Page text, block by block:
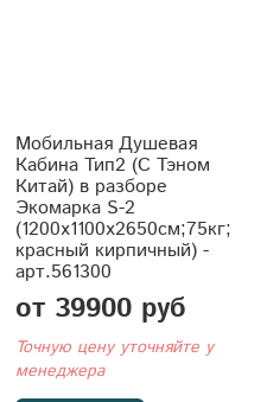
Мобильная Душевая
Кабина Тип2 (С Тэном
Китай) в разборе
Экомарка S-2
(1200x1100x2650см;75кг;
красный кирпичный) -
арт.561300
от 39900 руб
Точную цену уточняйте у
менеджера